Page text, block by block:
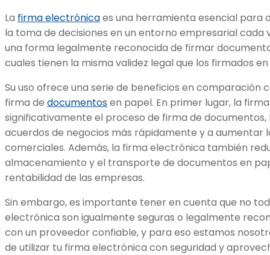
La firma electrónicaes una herramienta esencial para
la toma de decisiones en un entorno empresarial cada
una forma legalmente reconocida de firmar
cuales tienen la misma validez legal que los firmados
Su uso ofrece una serie de beneficios en comparación
firma de documentosen papel. En primer lugar, la
significativamente el proceso de firma de
acuerdos de negocios más rápidamente y a aumentar
comerciales. Además, la firma electrónica también
almacenamiento y el transporte de documentos en
rentabilidad de las empresas.
Sin embargo, es importante tener en cuenta que no
electrónica son igualmente seguras o legalmente
con un proveedor confiable, y para eso estamos
de utilizar tu firma electrónica con seguridad y